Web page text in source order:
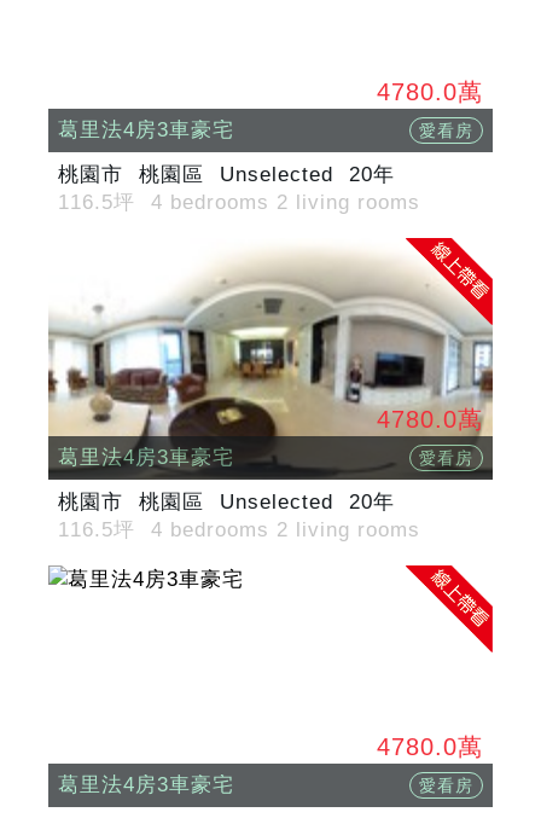
4780.0萬
葛里法4房3車豪宅 愛看房
桃園市 桃園區 Unselected
20年
116.5坪
4 bedrooms 2 living rooms
4780.0萬
葛里法4房3車豪宅 愛看房
桃園市 桃園區 Unselected
20年
116.5坪
4 bedrooms 2 living rooms
4780.0萬
葛里法4房3車豪宅 愛看房